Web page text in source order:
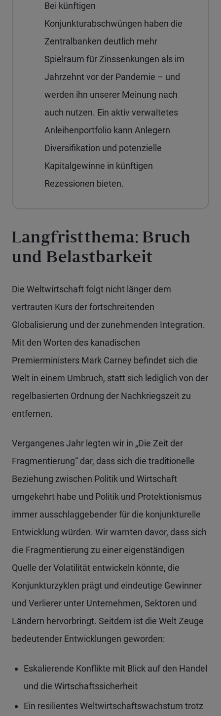
Bei künftigen
Konjunkturabschwüngen haben die
Zentralbanken deutlich mehr
Spielraum für Zinssenkungen als im
Jahrzehnt vor der Pandemie – und
werden ihn unserer Meinung nach
auch nutzen. Ein aktiv verwaltetes
Anleihenportfolio kann Anlegern
Diversifikation und potenzielle
Kapitalgewinne in künftigen
Rezessionen bieten.
Langfristthema: Bruch
und Belastbarkeit
Die Weltwirtschaft folgt nicht länger dem
vertrauten Kurs der fortschreitenden
Globalisierung und der zunehmenden Integration.
Mit den Worten des kanadischen
Premierministers Mark Carney befindet sich die
Welt in einem Umbruch, statt sich lediglich von der
regelbasierten Ordnung der Nachkriegszeit zu
entfernen.
Vergangenes Jahr legten wir in „Die Zeit der
Fragmentierung“ dar, dass sich die traditionelle
Beziehung zwischen Politik und Wirtschaft
umgekehrt habe und Politik und Protektionismus
immer ausschlaggebender für die konjunkturelle
Entwicklung würden. Wir warnten davor, dass sich
die Fragmentierung zu einer eigenständigen
Quelle der Volatilität entwickeln könnte, die
Konjunkturzyklen prägt und eindeutige Gewinner
und Verlierer unter Unternehmen, Sektoren und
Ländern hervorbringt. Seitdem ist die Welt Zeuge
bedeutender Entwicklungen geworden:
Eskalierende Konflikte mit Blick auf den Handel
und die Wirtschaftssicherheit
Ein resilientes Weltwirtschaftswachstum trotz